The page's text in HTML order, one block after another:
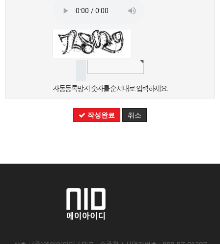
자동등록방지 숫자를 순서대로 입력하세요.
작성완료 취소